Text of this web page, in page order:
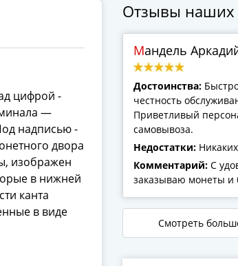
цифрой -
—
надписью -
двора
изображен
в нижней
канта
в виде
Отзывы наших
Мандель
Достоинства:
честность
Приветливый
самовывоза.
Недостатки:
Комментарий: С
заказываю монеты и
Смотреть